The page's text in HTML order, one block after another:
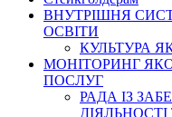
ВНУТРІШНЯ
ОСВІТИ
КУЛЬТУРА
МОНІТОРИНГ
ПОСЛУГ
РАДА ІЗ